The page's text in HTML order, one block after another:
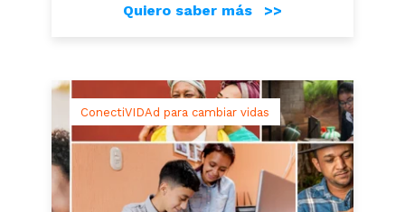
Quiero saber más >>
ConectiVIDAd para cambiar vidas